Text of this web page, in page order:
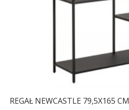
REGAŁ NEWCASTLE 79,5X165 CM